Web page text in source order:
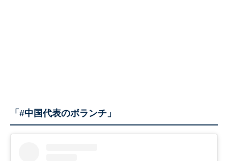
「#中国代表のボランチ」